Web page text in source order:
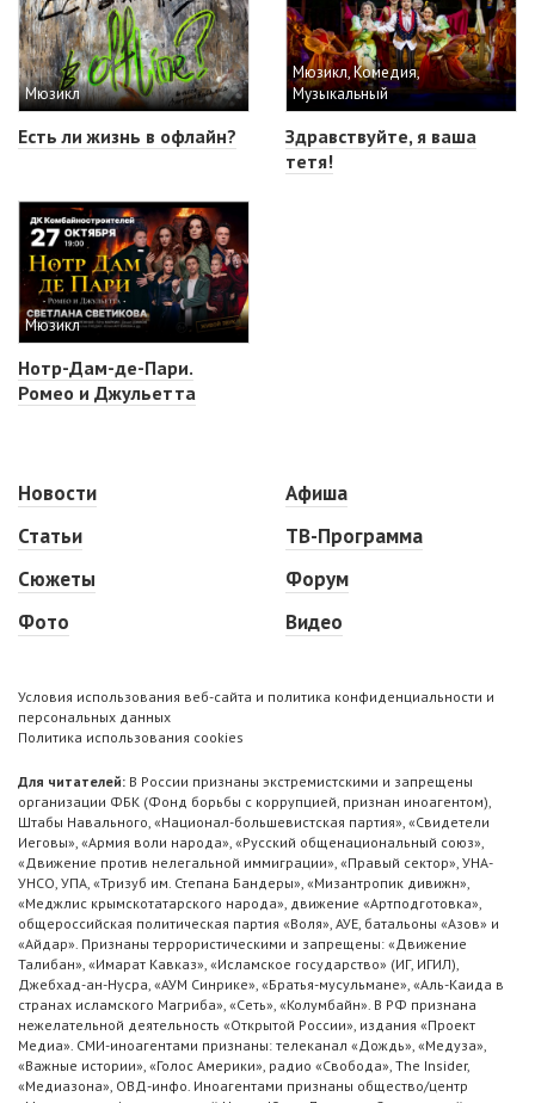
Мюзикл
Есть ли жизнь в офлайн?
Мюзикл, Комедия,
Музыкальный
Здравствуйте, я ваша
тетя!
Мюзикл
Нотр-Дам-де-Пари.
Ромео и Джульетта
Новости
Статьи
Сюжеты
Фото
Афиша
ТВ-Программа
Форум
Видео
Условия использования веб-сайта и политика конфиденциальности и
персональных данных
Политика использования cookies
Для читателей: В России признаны экстремистскими и запрещены
организации ФБК (Фонд борьбы с коррупцией, признан иноагентом),
Штабы Навального, «Национал-большевистская партия», «Свидетели
Иеговы», «Армия воли народа», «Русский общенациональный союз»,
«Движение против нелегальной иммиграции», «Правый сектор», УНА-
УНСО, УПА, «Тризуб им. Степана Бандеры», «Мизантропик дивижн»,
«Меджлис крымскотатарского народа», движение «Артподготовка»,
общероссийская политическая партия «Воля», АУЕ, батальоны «Азов» и
«Айдар». Признаны террористическими и запрещены: «Движение
Талибан», «Имарат Кавказ», «Исламское государство» (ИГ, ИГИЛ),
Джебхад-ан-Нусра, «АУМ Синрике», «Братья-мусульмане», «Аль-Каида в
странах исламского Магриба», «Сеть», «Колумбайн». В РФ признана
нежелательной деятельность «Открытой России», издания «Проект
Медиа». СМИ-иноагентами признаны: телеканал «Дождь», «Медуза»,
«Важные истории», «Голос Америки», радио «Свобода», The Insider,
«Медиазона», ОВД-инфо. Иноагентами признаны общество/центр